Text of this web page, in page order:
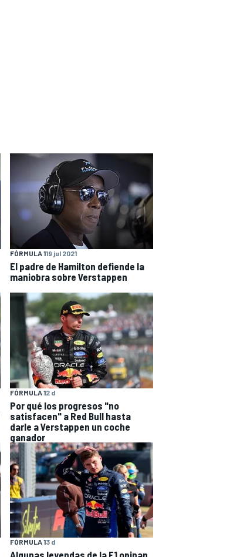
FÓRMULA 119 jul 2021
El padre de Hamilton defiende la
maniobra sobre Verstappen
FÓRMULA 12 d
Por qué los progresos "no
satisfacen" a Red Bull hasta
darle a Verstappen un coche
ganador
FÓRMULA 13 d